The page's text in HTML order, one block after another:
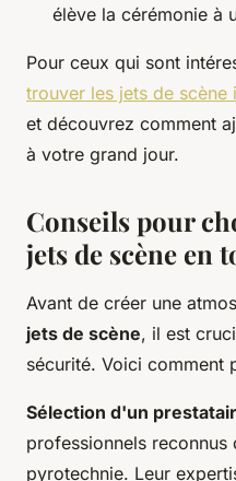
élève la cérémonie à
Pour ceux qui sont
trouver les jets de
et découvrez comment
à votre grand jour.
Conseils pour
jets de scène en
Avant de créer une
jets de scène, il est
sécurité. Voici comment
Sélection d'un
professionnels reconnus
pyrotechnie. Leur